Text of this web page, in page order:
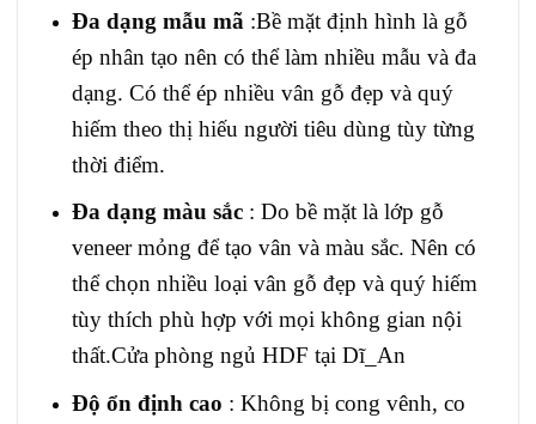
Đa dạng mẫu mã :Bề mặt định hình là gỗ
ép nhân tạo nên có thể làm nhiều mẫu và đa
dạng. Có thể ép nhiều vân gỗ đẹp và quý
hiếm theo thị hiếu người tiêu dùng tùy từng
thời điểm.
Đa dạng màu sắc: Do bề mặt là lớp gỗ
veneer mỏng để tạo vân và màu sắc. Nên có
thể chọn nhiều loại vân gỗ đẹp và quý hiếm
tùy thích phù hợp với mọi không gian nội
thất.Cửa phòng ngủ HDF tại Dĩ_An
Độ ổn định cao : Không bị cong vênh, co